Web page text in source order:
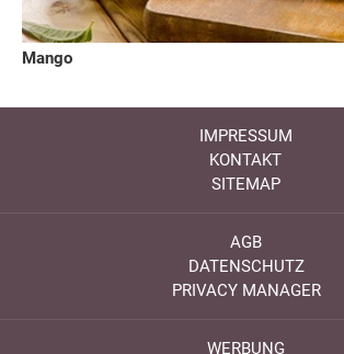
Mango
IMPRESSUM
KONTAKT
SITEMAP
AGB
DATENSCHUTZ
PRIVACY MANAGER
WERBUNG